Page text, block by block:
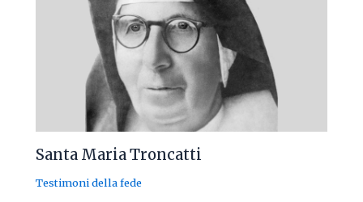
Santa Maria Troncatti
Testimoni della fede